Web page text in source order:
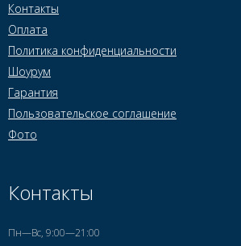
Контакты
Оплата
Политика конфиденциальности
Шоурум
Гарантия
Пользовательское соглашение
Фото
Контакты
Пн—Вс, 9:00—21:00